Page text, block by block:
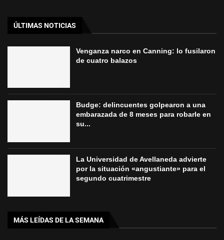
ÚLTIMAS NOTICIAS
Venganza narco en Canning: lo fusilaron
de cuatro balazos
Budge: delincuentes golpearon a una
embarazada de 8 meses para robarle en
su...
La Universidad de Avellaneda advierte
por la situación «angustiante» para el
segundo cuatrimestre
MÁS LEÍDAS DE LA SEMANA